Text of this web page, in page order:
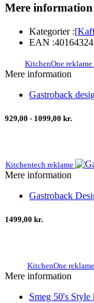
Mere information
Kategorier :
EAN :
KitchenOne reklame
Mere information
Gastroback
929,00 - 1099,00 kr.
Kitchentech reklame
Mere information
Gastroback
1499,00 kr.
KitchenOne reklame
Mere information
Smeg 50's